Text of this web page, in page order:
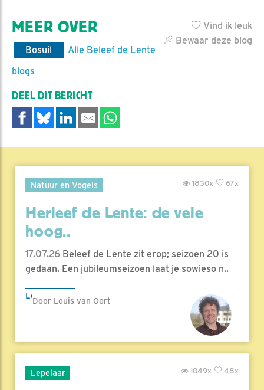
Vind ik leuk
Bewaar deze blog
MEER OVER
Bosuil
Alle Beleef de Lente
blogs
DEEL DIT BERICHT
Natuur en Vogels 67x
1830x
Herleef de Lente: de vele
hoog..
17.07.26 Beleef de Lente zit erop; seizoen 20 is
gedaan. Een jubileumseizoen laat je sowieso n..
Lees meer
Door Louis van Oort
Lepelaar 48x
1049x